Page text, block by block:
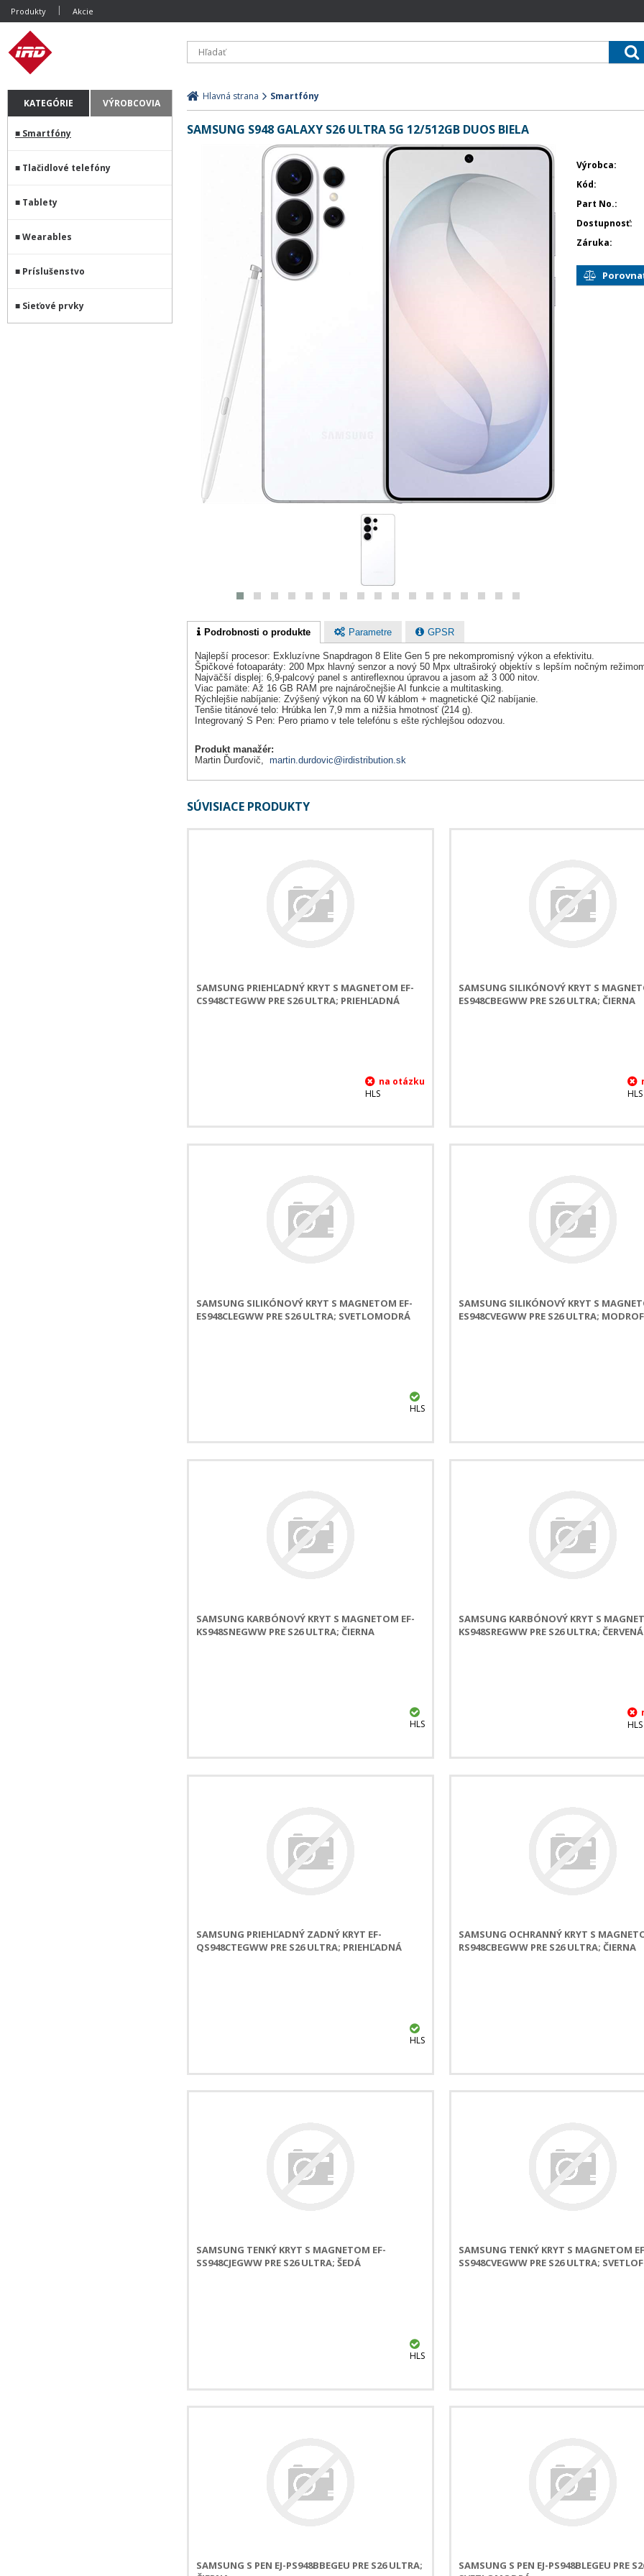
Produkty Akcie
KATEGÓRIE VÝROBCOVIA
Smartfóny
Tlačidlové telefóny
Tablety
Wearables
Príslušenstvo
Sieťové prvky
Hlavná strana Smartfóny
SAMSUNG S948 GALAXY S26 ULTRA 5G 12/512GB DUOS BIELA
Výrobca
Kód
Part No.
Dostupnosť
Záruka
Podrobnosti o produkte Parametre GPSR
Najlepší procesor: Exkluzívne Snapdragon 8 Elite Gen 5 pre nekompromisný výkon a efektivitu.
Špičkové fotoaparáty: 200 Mpx hlavný senzor a nový 50 Mpx ultraširoký objektív s lepším nočným
Najväčší displej: 6,9-palcový panel s antireflexnou úpravou a jasom až 3 000 nitov.
Viac pamäte: Až 16 GB RAM pre najnáročnejšie AI funkcie a multitasking.
Rýchlejšie nabíjanie: Zvýšený výkon na 60 W káblom + magnetické Qi2 nabíjanie.
Tenšie titánové telo: Hrúbka len 7,9 mm a nižšia hmotnosť (214 g).
Integrovaný S Pen: Pero priamo v tele telefónu s ešte rýchlejšou odozvou.
Produkt manažér:
Martin Ďurďovič, martin.durdovic@irdistribution.sk
SÚVISIACE PRODUKTY
SAMSUNG PRIEHĽADNÝ KRYT S MAGNETOM EF-
CS948CTEGWW PRE S26 ULTRA; PRIEHĽADNÁ
HLS
SAMSUNG SILIKÓNOVÝ KRYT S
ES948CBEGWW PRE S26 ULTRA; ČIERNA
HLS
SAMSUNG SILIKÓNOVÝ KRYT S MAGNETOM EF-
ES948CLEGWW PRE S26 ULTRA; SVETLOMODRÁ
HLS
SAMSUNG SILIKÓNOVÝ KRYT S
ES948CVEGWW PRE S26 ULTRA;
SAMSUNG KARBÓNOVÝ KRYT S MAGNETOM EF-
KS948SNEGWW PRE S26 ULTRA; ČIERNA
HLS
SAMSUNG KARBÓNOVÝ KRYT S
KS948SREGWW PRE S26 ULTRA; ČERVENÁ
HLS
SAMSUNG PRIEHĽADNÝ ZADNÝ KRYT EF-
QS948CTEGWW PRE S26 ULTRA; PRIEHĽADNÁ
HLS
SAMSUNG OCHRANNÝ KRYT S
RS948CBEGWW PRE S26 ULTRA; ČIERNA
SAMSUNG TENKÝ KRYT S MAGNETOM EF-
SS948CJEGWW PRE S26 ULTRA; ŠEDÁ
HLS
SAMSUNG TENKÝ KRYT S MAGNETOM
SS948CVEGWW PRE S26 ULTRA;
SAMSUNG S PEN EJ-PS948BBEGEU PRE S26 ULTRA;
SAMSUNG S PEN EJ-PS948BLEGEU PRE